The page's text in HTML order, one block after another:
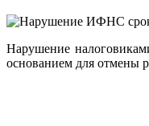
Нарушение
основанием для отмены